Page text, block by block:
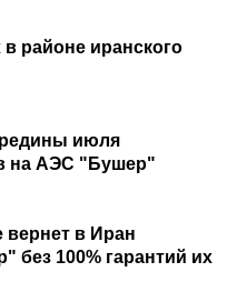
районе иранского
июля
на АЭС "Бушер"
вернет в Иран
без 100% гарантий их